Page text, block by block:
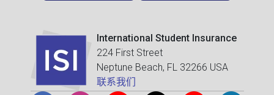
International Student Insurance
224 First Street
Neptune Beach, FL 32266 USA
联系我们